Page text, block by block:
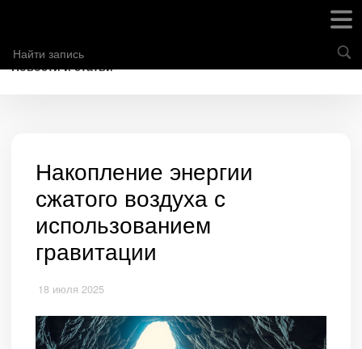
Новости и статьи
Накопление энергии
сжатого воздуха с
использованием
гравитации
18 июля 2025